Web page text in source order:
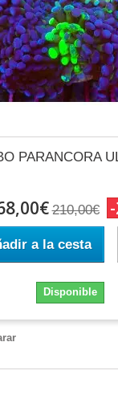
PARANCORA
210,00€
a la cesta
Disponible